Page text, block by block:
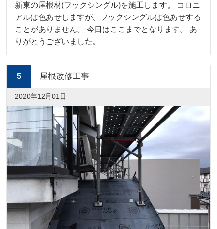
新東の屋根材(フックシングル)を施工します。 コロニ
アルは色あせしますが、フックシングルは色あせする
ことがありません。 今日はここまでとなります。 あ
りがとうございました。
5 屋根改修工事
2020年12月01日